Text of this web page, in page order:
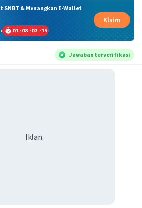
SNBT & Menangkan E-Wallet
00 :08 :02 :15
Klaim
Jawaban terverifikasi
Iklan